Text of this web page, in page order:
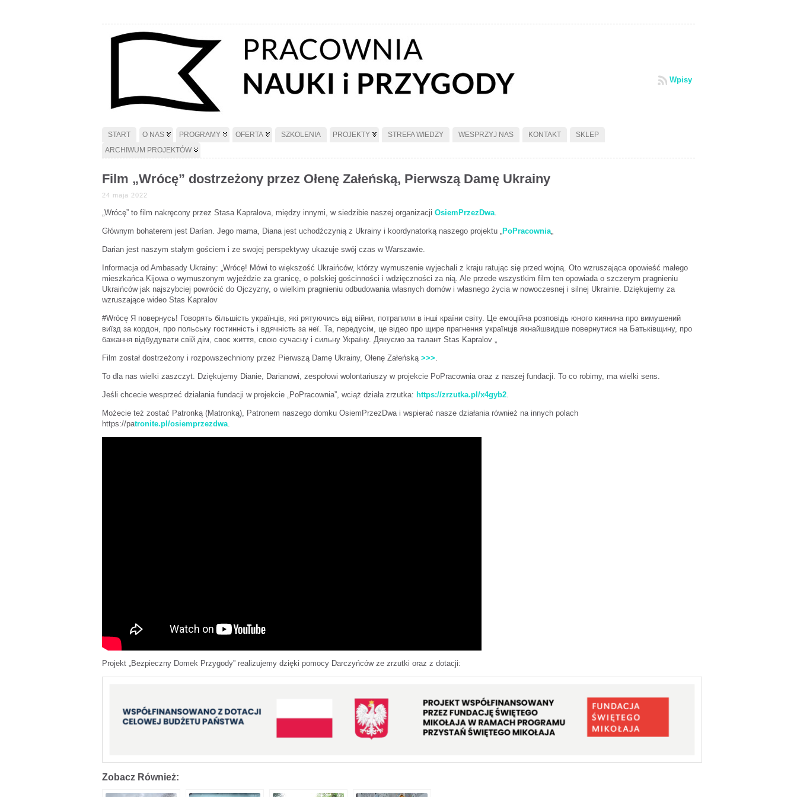
Wpisy
START O NAS PROGRAMY OFERTA SZKOLENIA PROJEKTY STREFA WIEDZY WESPRZYJ NAS KONTAKT
SKLEP
ARCHIWUM PROJEKTÓW
Film „Wrócę” dostrzeżony przez Ołenę Załeńską, Pierwszą Damę Ukrainy
24 maja 2022
„Wrócę” to film nakręcony przez Stasa Kapralova, między innymi, w siedzibie naszej organizacji OsiemPrzezDwa.
Głównym bohaterem jest Darían. Jego mama, Diana jest uchodźczynią z Ukrainy i koordynatorką naszego projektu „PoPracownia„
Darian jest naszym stałym gościem i ze swojej perspektywy ukazuje swój czas w Warszawie.
Informacja od Ambasady Ukrainy: „Wrócę! Mówi to większość Ukraińców, którzy wymuszenie wyjechali z kraju ratując się przed wojną. Oto wzruszająca opowieść małego
mieszkańca Kijowa o wymuszonym wyjeździe za granicę, o polskiej gościnności i wdzięczności za nią. Ale przede wszystkim film ten opowiada o szczerym pragnieniu
Ukraińców jak najszybciej powrócić do Ojczyzny, o wielkim pragnieniu odbudowania własnych domów i własnego życia w nowoczesnej i silnej Ukrainie. Dziękujemy za
wzruszające wideo Stas Kapralov
#Wrócę Я повернусь! Говорять більшість українців, які рятуючись від війни, потрапили в інші країни світу. Це емоційна розповідь юного киянина про вимушений
виїзд за кордон, про польську гостинність і вдячність за неї. Та, передусім, це відео про щире прагнення українців якнайшвидше повернутися на Батьківщину, про
бажання відбудувати свій дім, своє життя, свою сучасну і сильну Україну. Дякуємо за талант Stas Kapralov „
Film został dostrzeżony i rozpowszechniony przez Pierwszą Damę Ukrainy, Ołenę Załeńską >>>.
To dla nas wielki zaszczyt. Dziękujemy Dianie, Darianowi, zespołowi wolontariuszy w projekcie PoPracownia oraz z naszej fundacji. To co robimy, ma wielki sens.
Jeśli chcecie wesprzeć działania fundacji w projekcie „PoPracownia”, wciąż działa zrzutka: https://zrzutka.pl/x4gyb2.
Możecie też zostać Patronką (Matronką), Patronem naszego domku OsiemPrzezDwa i wspierać nasze działania również na innych polach
https://patronite.pl/osiemprzezdwa.
Projekt „Bezpieczny Domek Przygody” realizujemy dzięki pomocy Darczyńców ze zrzutki oraz z dotacji:
Zobacz Również: